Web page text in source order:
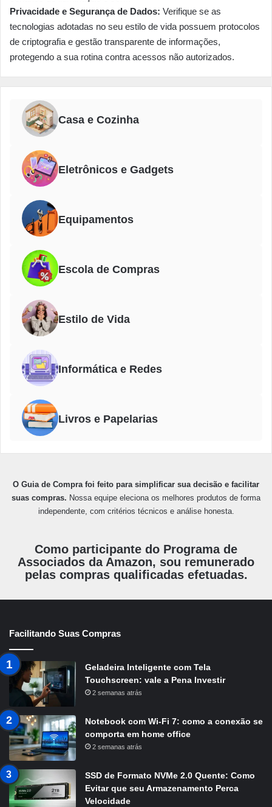
Privacidade e Segurança de Dados: Verifique se as
tecnologias adotadas no seu estilo de vida possuem protocolos
de criptografia e gestão transparente de informações,
protegendo a sua rotina contra acessos não autorizados.
Casa e Cozinha
Eletrônicos e Gadgets
Equipamentos
Escola de Compras
Estilo de Vida
Informática e Redes
Livros e Papelarias
O Guia de Compra foi feito para simplificar sua decisão e facilitar
suas compras. Nossa equipe eleciona os melhores produtos de forma
independente, com critérios técnicos e análise honesta.
Como participante do Programa de
Associados da Amazon, sou remunerado
pelas compras qualificadas efetuadas.
Facilitando Suas Compras
Geladeira Inteligente com Tela
Touchscreen: vale a Pena Investir
2 semanas atrás
Notebook com Wi-Fi 7: como a conexão se
comporta em home office
2 semanas atrás
SSD de Formato NVMe 2.0 Quente: Como
Evitar que seu Armazenamento Perca
Velocidade